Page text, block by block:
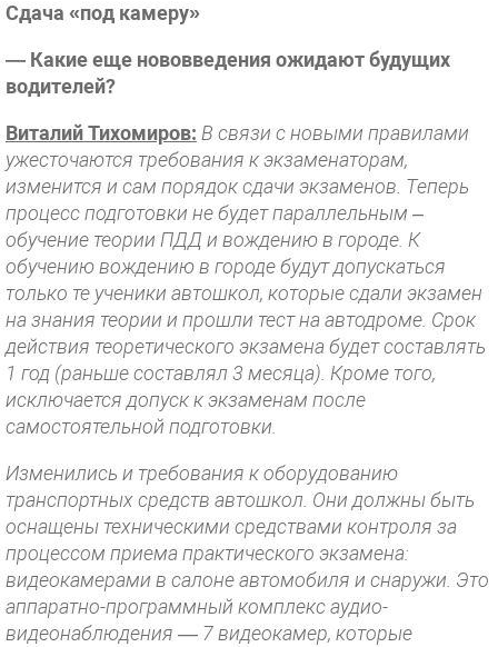
Сдача «под камеру»
— Какие еще нововведения ожидают будущих
водителей?
Виталий Тихомиров: В связи с новыми правилами
ужесточаются требования к экзаменаторам,
изменится и сам порядок сдачи экзаменов. Теперь
процесс подготовки не будет параллельным –
обучение теории ПДД и вождению в городе. К
обучению вождению в городе будут допускаться
только те ученики автошкол, которые сдали экзамен
на знания теории и прошли тест на автодроме. Срок
действия теоретического экзамена будет составлять
1 год (раньше составлял 3 месяца). Кроме того,
исключается допуск к экзаменам после
самостоятельной подготовки.
Изменились и требования к оборудованию
транспортных средств автошкол. Они должны быть
оснащены техническими средствами контроля за
процессом приема практического экзамена:
видеокамерами в салоне автомобиля и снаружи. Это
аппаратно-программный комплекс аудио-
видеонаблюдения — 7 видеокамер, которые